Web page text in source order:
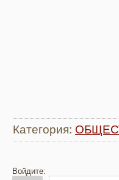
Категория:
Войдите: